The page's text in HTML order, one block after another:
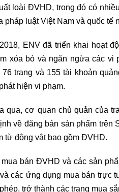
loài ĐVHD, trong đó có
pháp luật Việt Nam và quốc tế
ENV đã triển khai hoạt
xóa bỏ và ngăn ngừa các
trang và 155 tài khoản
hiện vi phạm.
qua, cơ quan chủ quản của
về đăng bán sản phẩm trên
từ động vật bao gồm ĐVHD.
bán ĐVHD và các sản
các ứng dụng mua bán trực
trở thành các trang mua